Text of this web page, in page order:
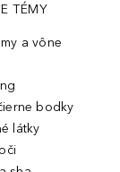
TÉMY
a vône
bodky
látky